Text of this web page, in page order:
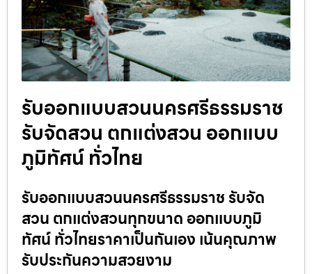
รับออกแบบสวนนครศรีธรรมราช
รับจัดสวน ตกแต่งสวน ออกแบบ
ภูมิทัศน์ ทั่วไทย
รับออกแบบสวนนครศรีธรรมราช รับจัด
สวน ตกแต่งสวนทุกขนาด ออกแบบภูมิ
ทัศน์ ทั่วไทยราคาเป็นกันเอง เน้นคุณภาพ
รับประกันความสวยงาม